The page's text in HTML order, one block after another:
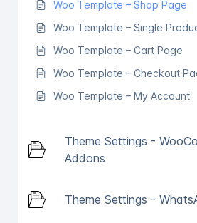
Woo Template – Shop Page
Woo Template – Single
Woo Template – Cart Page
Woo Template – Checkout
Woo Template – My Account
Theme Settings -
Addons
Theme Settings -